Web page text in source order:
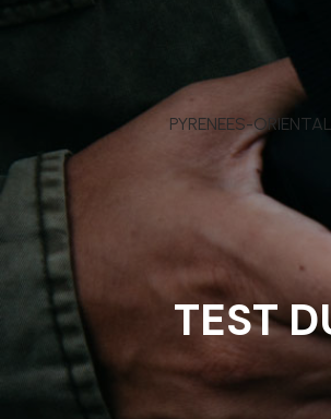
PYRENEES-
TEST